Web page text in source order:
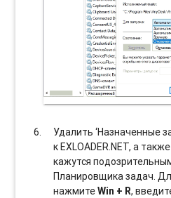
Удалить ‘Назначенные
к EXLOADER.NET, а
кажутся
Планировщика задач.
нажмитеWin + R,